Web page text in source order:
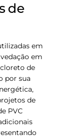
de
em
em
de
por sua
de
PVC